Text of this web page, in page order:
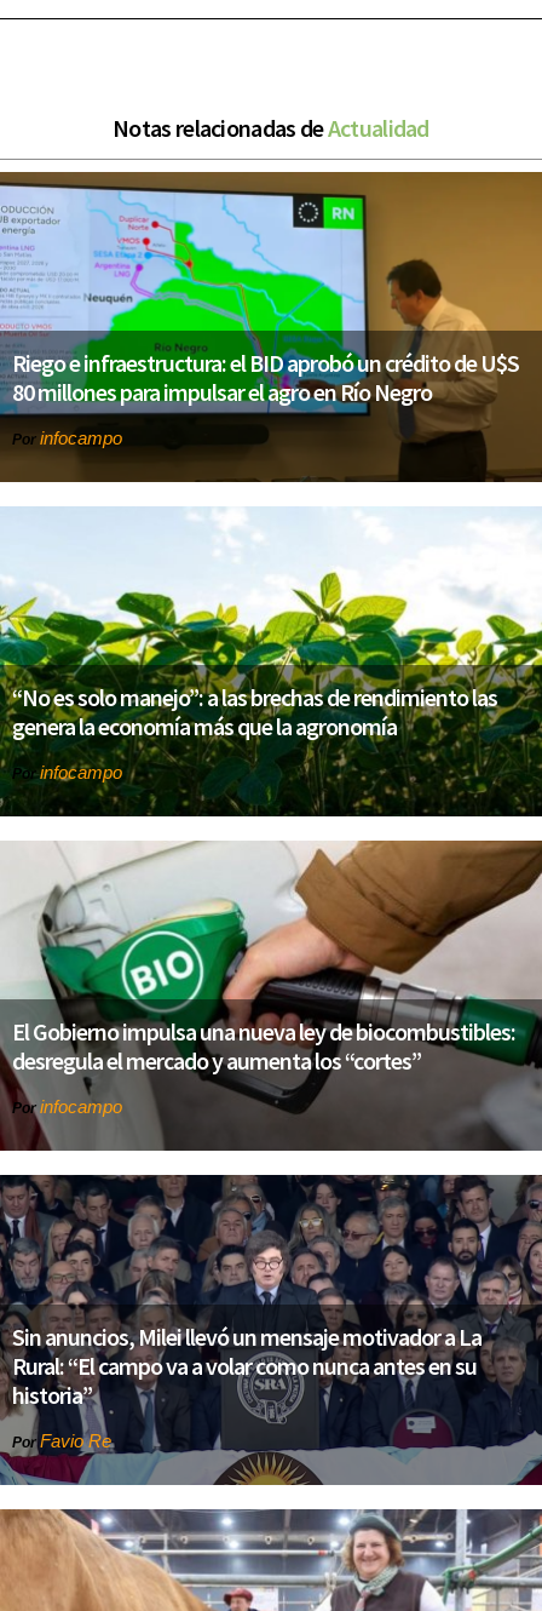
Notas relacionadas deActualidad
Riego e infraestructura: el BID aprobó un crédito de U$S
80 millones para impulsar el agro en Río Negro
Por infocampo
“No es solo manejo”: a las brechas de rendimiento las
genera la economía más que la agronomía
Porinfocampo
El Gobierno impulsa una nueva ley de biocombustibles:
desregula el mercado y aumenta los “cortes”
Porinfocampo
Sin anuncios, Milei llevó un mensaje motivador a La
Rural: “El campo va a volar como nunca antes en su
historia”
Por Favio Re